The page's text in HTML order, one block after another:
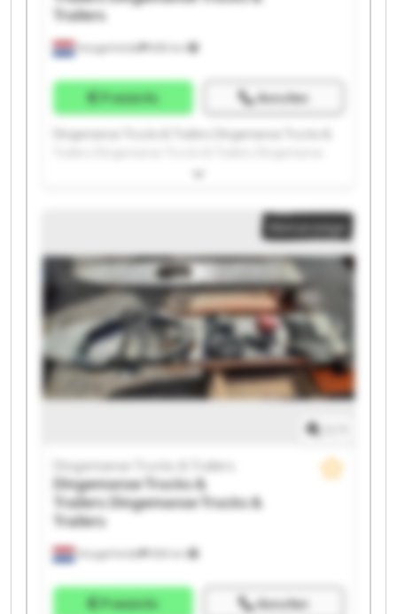
Hoogerheide
Trailers
Preisinfo Anrufen
Dingemanse Trucks & Trailers Dingemanse Trucks &
Trucks & Trailers Dingemanse Trucks & Trailers
Trailers Dingemanse Trucks & Trailers Dingemanse
Trucks & Trailers Dingemanse Trucks & Trailers
Dingemanse Trucks & Trailers Dingemanse Trucks &
Trailers Dingemanse Trucks & Trailers Dingemanse
Trucks & Trailers Dingemanse Trucks & Trailers
Dingemanse Trucks & Trailers Dingemanse Trucks &
Trailers Dingemanse Trucks & Trailers Dingemanse
Trucks & Trailers Dingemanse Trucks & Trailers
Kleinanzeige
Hoogerheide
Dingemanse Trucks & Trailers
Dingemanse Trucks &
Trailers Dingemanse Trucks &
Trailers
Preisinfo Anrufen